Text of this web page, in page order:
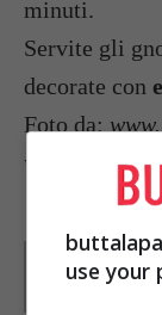
minuti.
Servite gli
decorate con
Foto da:
www.parks.it
use your